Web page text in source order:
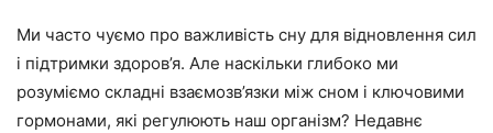
Ми часто чуємо про важливість сну для відновлення сил
і підтримки здоров’я. Але наскільки глибоко ми
розуміємо складні взаємозв’язки між сном і ключовими
гормонами, які регулюють наш організм? Недавнє